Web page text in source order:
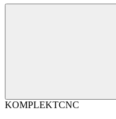
KOMPLEKTCNC